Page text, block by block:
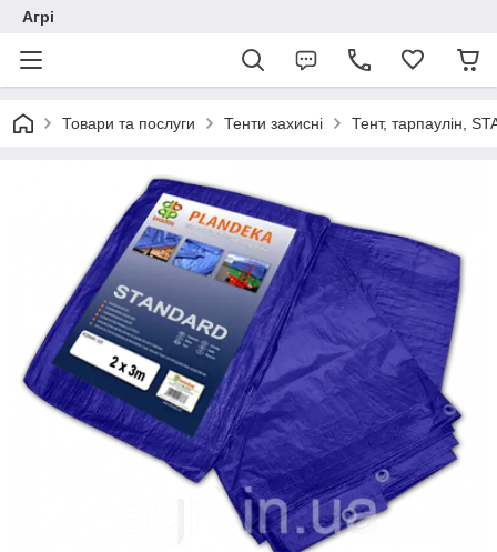
Агрі
Товари та послуги Тенти захисні Тент, тарпаулін,